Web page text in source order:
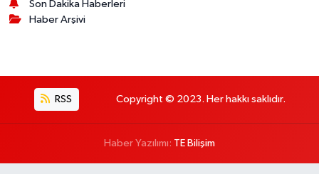
Son Dakika Haberleri
Haber Arşivi
RSS Copyright © 2023. Her hakkı saklıdır.
Haber Yazılımı: TE Bilişim